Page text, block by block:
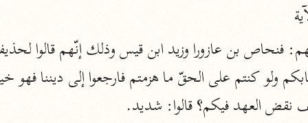
لغة وبلاغة
التحرير والتنوير
ابن عاشور (١٣٩٣ هـ)
نحو ٢٤ مجلدًا
نقض العهد فيكم؟ قالوا: شديد.